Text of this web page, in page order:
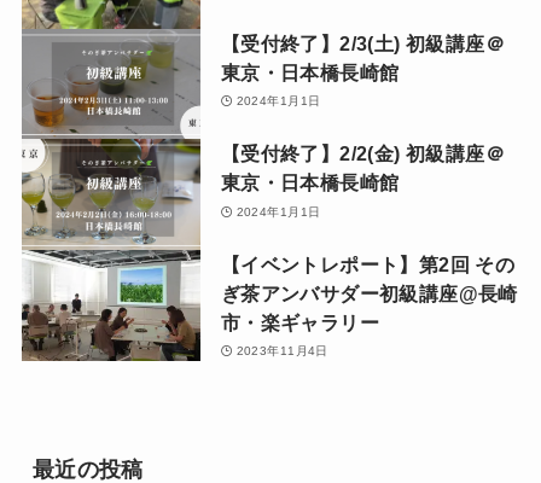
【受付終了】2/3(土) 初級講座＠
東京・日本橋長崎館
2024年1月1日
【受付終了】2/2(金) 初級講座＠
東京・日本橋長崎館
2024年1月1日
【イベントレポート】第2回 その
ぎ茶アンバサダー初級講座@長崎
市・楽ギャラリー
2023年11月4日
最近の投稿